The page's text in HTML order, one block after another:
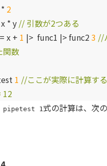
2
* y // 引数が2つある
x + 1 |> func1 |> func23 //
関数
1 //ここが実際に計算す
12
pipetest 1式の計算は、次